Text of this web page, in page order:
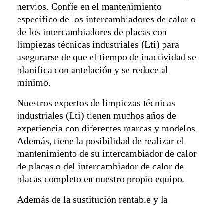
nervios. Confíe en el mantenimiento
específico de los intercambiadores de calor o
de los intercambiadores de placas con
limpiezas técnicas industriales (Lti) para
asegurarse de que el tiempo de inactividad se
planifica con antelación y se reduce al
mínimo.
Nuestros expertos de limpiezas técnicas
industriales (Lti) tienen muchos años de
experiencia con diferentes marcas y modelos.
Además, tiene la posibilidad de realizar el
mantenimiento de su intercambiador de calor
de placas o del intercambiador de calor de
placas completo en nuestro propio equipo.
Además de la sustitución rentable y la